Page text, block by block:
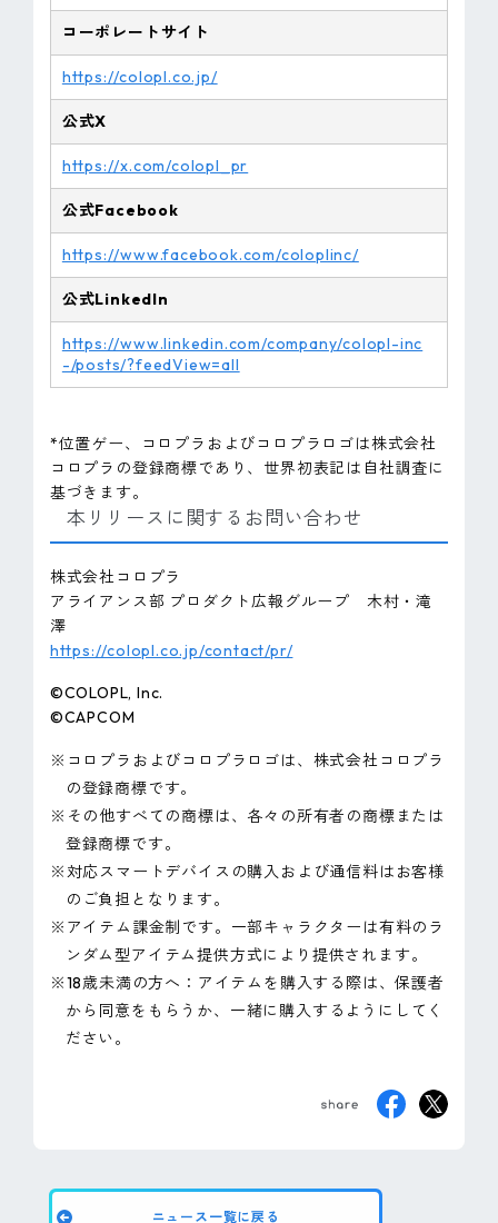
コーポレートサイト
https://colopl.co.jp/
公式X
https://x.com/colopl_pr
公式Facebook
https://www.facebook.com/coloplinc/
公式LinkedIn
https://www.linkedin.com/company/colopl-inc
-/posts/?feedView=all
*位置ゲー、コロプラおよびコロプラロゴは株式会社
コロプラの登録商標であり、世界初表記は自社調査に
基づきます。
本リリースに関するお問い合わせ
株式会社コロプラ
アライアンス部 プロダクト広報グループ 木村・滝
澤
https://colopl.co.jp/contact/pr/
©COLOPL, Inc.
©CAPCOM
※コロプラおよびコロプラロゴは、株式会社コロプラ
の登録商標です。
※その他すべての商標は、各々の所有者の商標または
登録商標です。
※対応スマートデバイスの購入および通信料はお客様
のご負担となります。
※アイテム課金制です。一部キャラクターは有料のラ
ンダム型アイテム提供方式により提供されます。
※18歳未満の方へ：アイテムを購入する際は、保護者
から同意をもらうか、一緒に購入するようにしてく
ださい。
ニュース一覧に戻る